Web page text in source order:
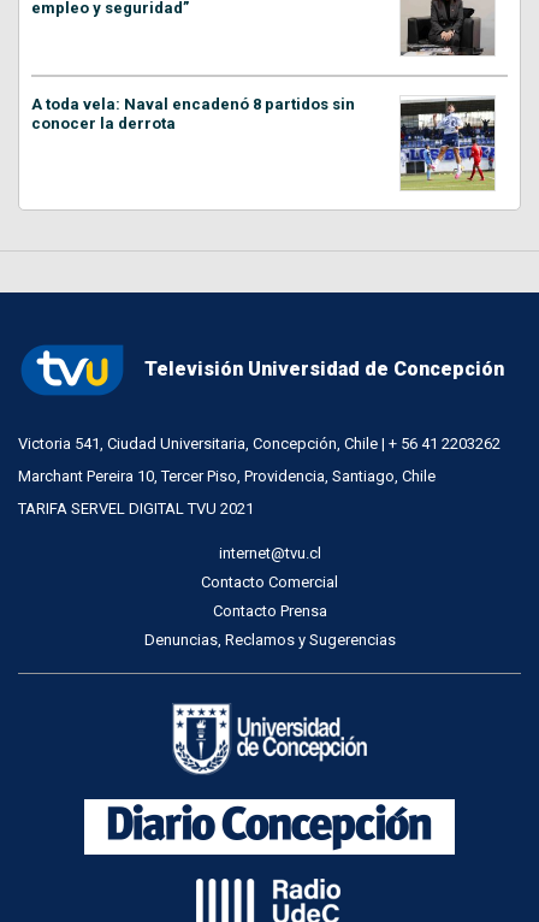
empleo y seguridad”
A toda vela: Naval encadenó 8 partidos sin
conocer la derrota
Televisión Universidad de Concepción
Victoria 541, Ciudad Universitaria, Concepción, Chile | + 56 41 2203262
Marchant Pereira 10, Tercer Piso, Providencia, Santiago, Chile
TARIFA SERVEL DIGITAL TVU 2021
internet@tvu.cl
Contacto Comercial
Contacto Prensa
Denuncias, Reclamos y Sugerencias